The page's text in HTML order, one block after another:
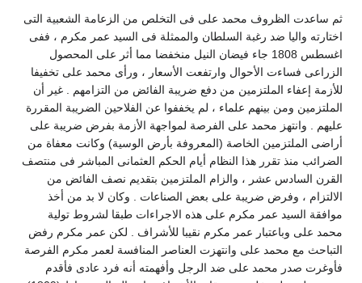
ثم ساعدت الظروف محمد على فى التخلص من الزعامة الشعبية التى
اختارته واليا ضد رغبة السلطان والممثلة فى السيد عمر مكرم ، ففى
اغسطس 1808 جاء فيضان النيل منخفضا مما أثر على المحصول
الزراعى فساءت الأحوال وارتفعت الأسعار ، ورأى محمد على تخفيفا
للأزمة إعفاء الملتزمين من دفع ضريبة الفائض من التزامهم . غير أن
الملتزمين ومن بينهم علماء ، لم يخففوا عن الفلاحين الضريبة المقررة
عليهم . وانتهز محمد على الفرصة لمواجهة الأزمة بفرض ضريبة على
أراضى الملتزمين الخاصة (المعروفة بأرض الوسية) وكانت معفاة من
الضرائب منذ تقرر هذا النظام أيام الحكم العثمانى المباشر فى منتصف
القرن السادس عشر ، والزام الملتزمين بتقديم نصف الفائض من
الالتزام ، وفرض ضريبة على بعض الصناعات . وكان لا بد من أخذ
موافقة السيد عمر مكرم على هذه الاجراءات طبقا لشروط تولية
محمد على وباعتبار عمر مكرم نقيبا للأشراف . لكن عمر مكرم رفض
التباحث مع محمد على وانتهزت العناصر المنافسة لعمر مكرم الفرصة
فأوغرت صدر محمد على ضد الرجل وأفهمته أنه فرد عادى فأقدم